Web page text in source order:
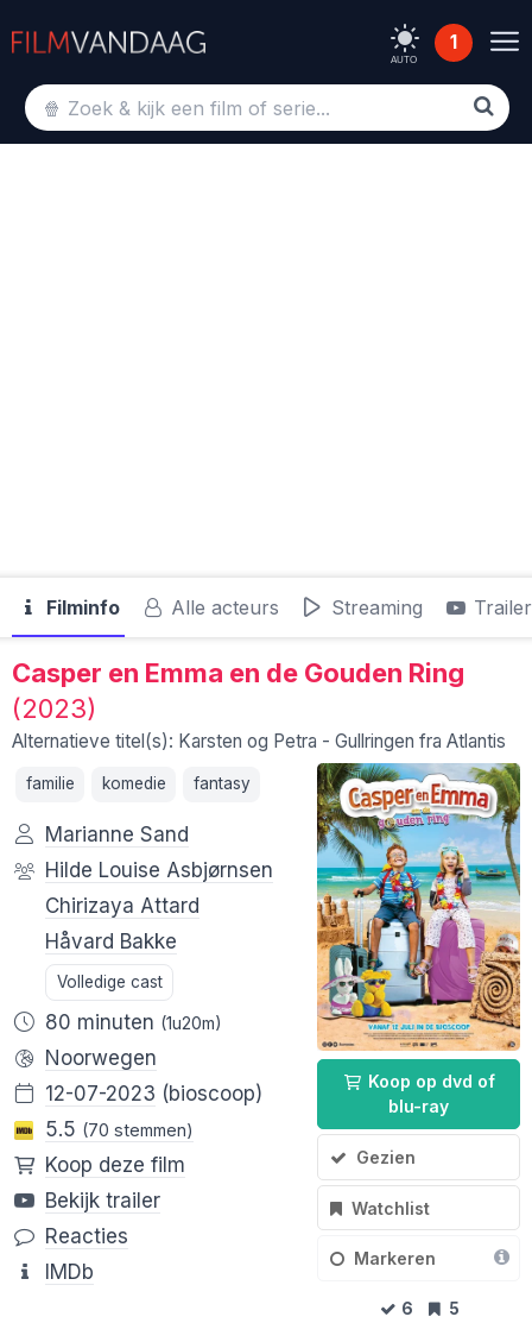
AUTO
1
Filminfo Alle acteurs Streaming Trailer
Casper en Emma en de Gouden Ring
(2023)
Alternatieve titel(s): Karsten og Petra - Gullringen fra Atlantis
Koop op dvd of
blu-ray
Gezien
Watchlist
Markeren
6 5
familie komedie fantasy
Marianne Sand
Hilde Louise Asbjørnsen
Chirizaya Attard
Håvard Bakke
Volledige cast
80 minuten (1u20m)
Noorwegen
12-07-2023 (bioscoop)
5.5 (70 stemmen)
Koop deze film
Bekijk trailer
Reacties
IMDb